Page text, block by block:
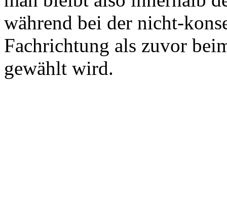
während bei der nicht-
Fachrichtung als zuvor
gewählt wird.